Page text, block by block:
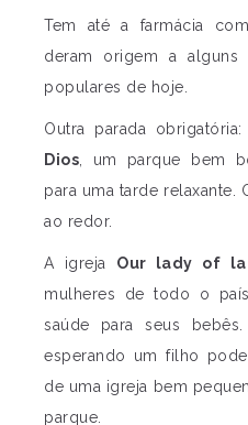
Tem até a farmácia
deram origem a alguns
populares de hoje.
Outra parada obrigatória:
Dios , um parque bem
para uma tarde relaxante.
ao redor.
A igreja Our lady of la
mulheres de todo o
saúde para seus
esperando um filho
de uma igreja bem
parque.